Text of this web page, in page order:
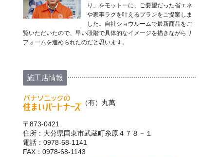
り」をモットーに、ご要望だった省エネ
や家事ラクを叶えるプランをご提案しま
した。自社ショウルームで最新商品をご
覧いただいたので、早い段階で具体的なイメージを描きながらリ
フォームを進められたのだと思います。
施工店情報
（有）丸萬
〒873-0421
住所：大分県国東市武蔵町糸原４７８－１
電話：0978-68-1141
FAX：0978-68-1143